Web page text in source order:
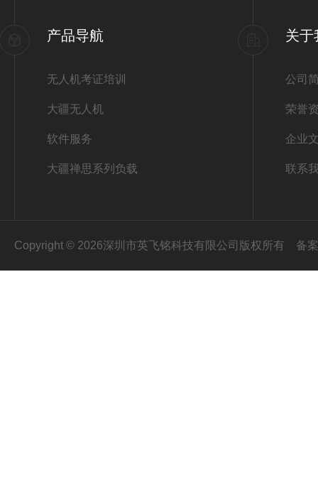
产品导航
无人机考证培训
大疆无人机
软件服务
大疆禅思系列负载
关于
公司
荣誉
企业
联系
Copyright © 2026深圳市英飞铭科技有限公司版权所有 备